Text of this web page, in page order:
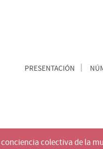
PRESENTACIÓN
colectiva de la